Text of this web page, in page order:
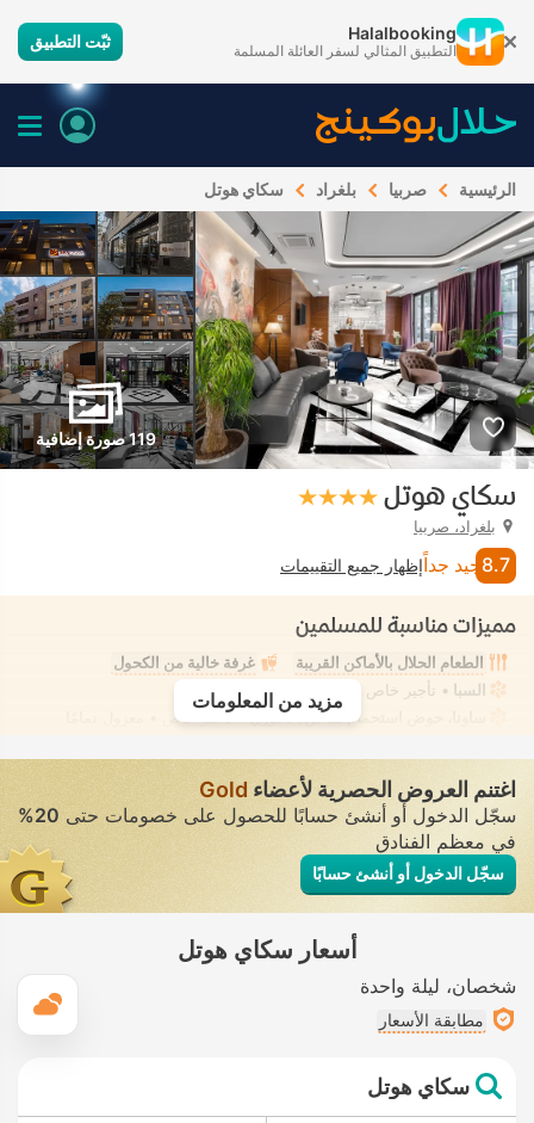
Halalbooking
التطبيق المثالي لسفر العائلة المسلمة ثبّت التطبيق
الرئيسية صربيا بلغراد سكاي هوتل
119 صورة إضافية
سكاي هوتل
بلغراد، صربيا
8.7 جيد جداًإظهار جميع التقييمات
مميزات مناسبة للمسلمين
الطعام الحلال بالأماكن القريبة
غرفة خالية من الكحول
السبا • تأجير خاص • معزول تمامًا
ساونا، حوض استحمام ساخن/جاكوزي
• تأجير خاص • معزول تمامًا
مزيد من المعلومات
اغتنم العروض الحصرية لأعضاء Gold
سجّل الدخول أو أنشئ حسابًا للحصول على خصومات حتى20%
في معظم الفنادق
سجّل الدخول أو أنشئ حسابًا
أسعار سكاي هوتل
شخصان ليلة واحدة
مطابقة الأسعار
سكاي هوتل